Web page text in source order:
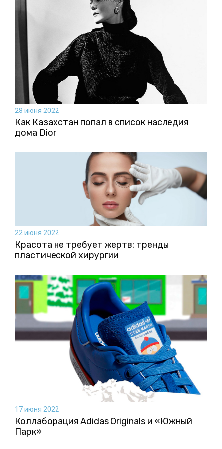
28 июня 2022
Как Казахстан попал в список наследия
дома Dior
22 июня 2022
Красота не требует жертв: тренды
пластической хирургии
17 июня 2022
Коллаборация Аdidas Originals и «Южный
Парк»